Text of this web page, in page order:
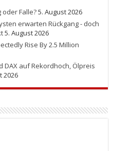
oder Falle?5. August 2026
erwarten Rückgang - doch
5. August 2026
Rise By 2.5 Million
DAX auf Rekordhoch, Ölpreis
2026